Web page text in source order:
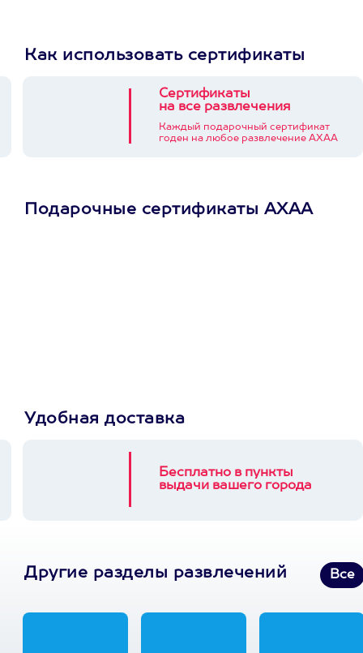
Как использовать сертификаты
Сертификаты
на все развлечения
Каждый подарочный сертификат
годен на любое развлечение АХАА
Подарочные сертификаты АХАА
Удобная доставка
Бесплатно в пункты
выдачи вашего города
Другие разделы развлечений Все